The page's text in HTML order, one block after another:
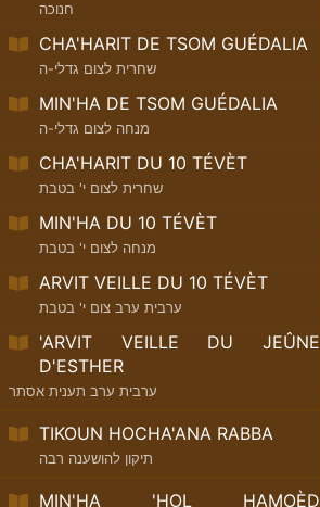
חנוכה
CHA'HARIT DE TSOM GUÉDALIA
שחרית לצום גדלי-ה
MIN'HA DE TSOM GUÉDALIA
מנחה לצום גדלי-ה
CHA'HARIT DU 10 TÉVÈT
שחרית לצום י' בטבת
MIN'HA DU 10 TÉVÈT
מנחה לצום י' בטבת
ARVIT VEILLE DU 10 TÉVÈT
ערבית ערב צום י' בטבת
'ARVIT VEILLE DU JEÛNE
D'ESTHER
ערבית ערב תענית אסתר
TIKOUN HOCHA'ANA RABBA
תיקון להושענה רבה
MIN'HA 'HOL HAMOÈD